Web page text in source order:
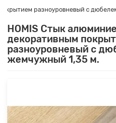
разноуровневый с
HOMIS Стык
декоративным
разноуровневый с
жемчужный 1,35 м.